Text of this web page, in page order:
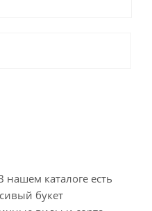
каталоге есть
букет